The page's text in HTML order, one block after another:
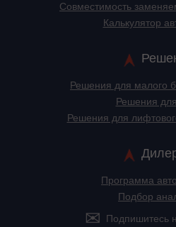
Cовместимость
Калькулятор
Решения для малого
Решения
Решения для
Программа
Подбор
Подпишитесь